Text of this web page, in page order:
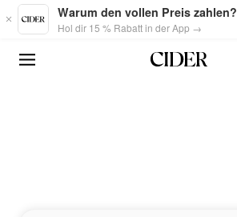
Skip to main content
Warum den vollen Preis zahlen?
Hol dir 15 % Rabatt in der App →